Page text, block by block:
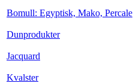
Bomull: Egyptisk, Mako, Percale
Dunprodukter
Jacquard
Kvalster